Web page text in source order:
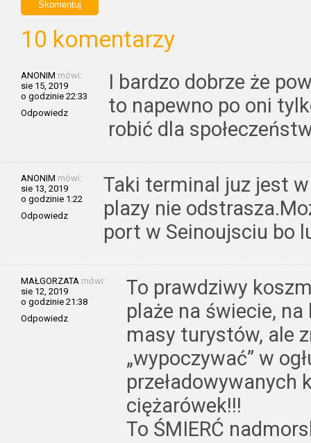
10 komentarzy
ANONIM mówi:
sie 15, 2019
o godzinie 22:33
Odpowiedz
I bardzo dobrze że
to napewno po oni
robić dla
ANONIM mówi:
sie 13, 2019
o godzinie 1:22
Odpowiedz
Taki terminal juz jest
plazy nie
port w Seinoujsciu bo
MAŁGORZATA mówi:
sie 12, 2019
o godzinie 21:38
Odpowiedz
To prawdziwy
plaże na świecie,
masy turystów, ale
„wypoczywać” w
przeładowywanych
ciężarówek!!!
To ŚMIERĆ